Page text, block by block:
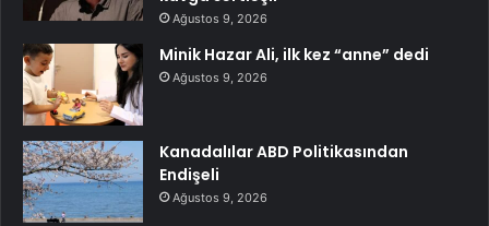
Ağustos 9, 2026
Minik Hazar Ali, ilk kez “anne” dedi
Ağustos 9, 2026
Kanadalılar ABD Politikasından
Endişeli
Ağustos 9, 2026